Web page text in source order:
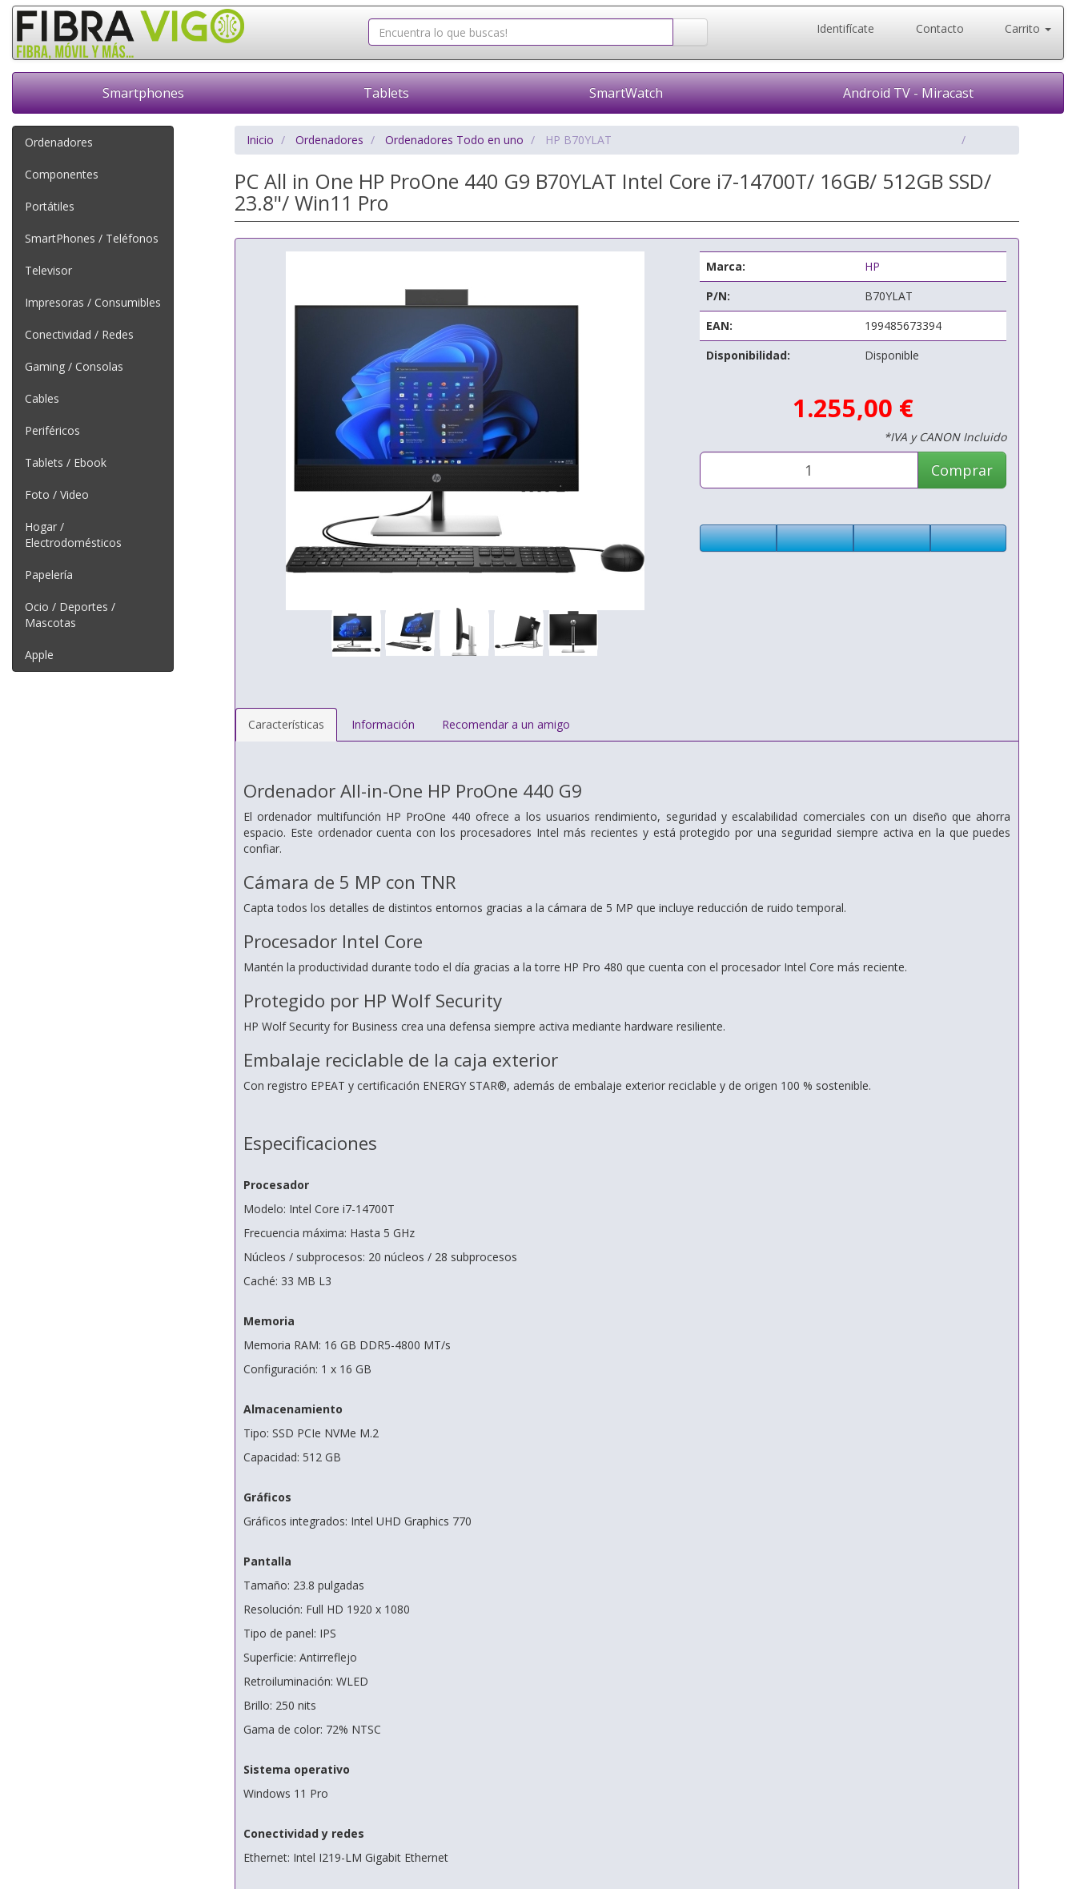
Identifícate Contacto Carrito
Smartphones Tablets SmartWatch Android TV - Miracast
Ordenadores
Componentes
Portátiles
SmartPhones / Teléfonos
Televisor
Impresoras / Consumibles
Conectividad / Redes
Gaming / Consolas
Cables
Periféricos
Tablets / Ebook
Foto / Video
Hogar /
Electrodomésticos
Papelería
Ocio / Deportes /
Mascotas
Apple
Inicio Ordenadores Ordenadores Todo en uno HP B70YLAT
PC All in One HP ProOne 440 G9 B70YLAT Intel Core i7-14700T/ 16GB/ 512GB SSD/
23.8"/ Win11 Pro
Marca:
HP
P/N:
B70YLAT
EAN:
199485673394
Disponibilidad:
Disponible
1.255,00 €
*IVA y CANON Incluido
Comprar
Características Información Recomendar a un amigo
Ordenador All-in-One HP ProOne 440 G9
El ordenador multifunción HP ProOne 440 ofrece a los usuarios rendimiento, seguridad y escalabilidad comerciales con un diseño que ahorra
espacio. Este ordenador cuenta con los procesadores Intel más recientes y está protegido por una seguridad siempre activa en la que puedes
confiar.
Cámara de 5 MP con TNR
Capta todos los detalles de distintos entornos gracias a la cámara de 5 MP que incluye reducción de ruido temporal.
Procesador Intel Core
Mantén la productividad durante todo el día gracias a la torre HP Pro 480 que cuenta con el procesador Intel Core más reciente.
Protegido por HP Wolf Security
HP Wolf Security for Business crea una defensa siempre activa mediante hardware resiliente.
Embalaje reciclable de la caja exterior
Con registro EPEAT y certificación ENERGY STAR®, además de embalaje exterior reciclable y de origen 100 % sostenible.
Especificaciones
Procesador
Modelo: Intel Core i7-14700T
Frecuencia máxima: Hasta 5 GHz
Núcleos / subprocesos: 20 núcleos / 28 subprocesos
Caché: 33 MB L3
Memoria
Memoria RAM: 16 GB DDR5-4800 MT/s
Configuración: 1 x 16 GB
Almacenamiento
Tipo: SSD PCIe NVMe M.2
Capacidad: 512 GB
Gráficos
Gráficos integrados: Intel UHD Graphics 770
Pantalla
Tamaño: 23.8 pulgadas
Resolución: Full HD 1920 x 1080
Tipo de panel: IPS
Superficie: Antirreflejo
Retroiluminación: WLED
Brillo: 250 nits
Gama de color: 72% NTSC
Sistema operativo
Windows 11 Pro
Conectividad y redes
Ethernet: Intel I219-LM Gigabit Ethernet